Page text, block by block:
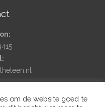
om de website goed te